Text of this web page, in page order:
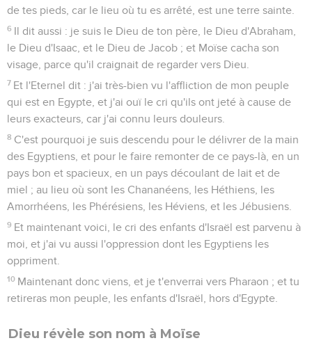
de tes pieds, car le lieu où tu es arrêté, est une terre sainte.
6 Il dit aussi : je suis le Dieu de ton père, le Dieu d'Abraham,
le Dieu d'Isaac, et le Dieu de Jacob ; et Moïse cacha son
visage, parce qu'il craignait de regarder vers Dieu.
7 Et l'Eternel dit : j'ai très-bien vu l'affliction de mon peuple
qui est en Egypte, et j'ai ouï le cri qu'ils ont jeté à cause de
leurs exacteurs, car j'ai connu leurs douleurs.
8 C'est pourquoi je suis descendu pour le délivrer de la main
des Egyptiens, et pour le faire remonter de ce pays-là, en un
pays bon et spacieux, en un pays découlant de lait et de
miel ; au lieu où sont les Chananéens, les Héthiens, les
Amorrhéens, les Phérésiens, les Héviens, et les Jébusiens.
9 Et maintenant voici, le cri des enfants d'Israël est parvenu à
moi, et j'ai vu aussi l'oppression dont les Egyptiens les
oppriment.
10 Maintenant donc viens, et je t'enverrai vers Pharaon ; et tu
retireras mon peuple, les enfants d'Israël, hors d'Egypte.
Dieu révèle son nom à Moïse